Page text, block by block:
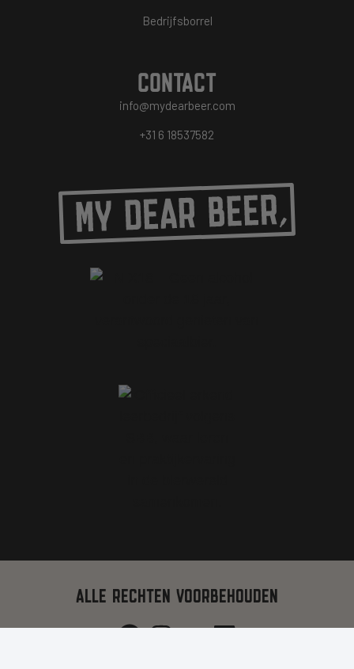
Bedrijfsborrel
CONTACT
info@mydearbeer.com
+31 6 18537582
ALLE RECHTEN VOORBEHOUDEN